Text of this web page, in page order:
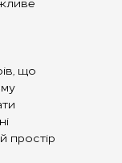
що
простір